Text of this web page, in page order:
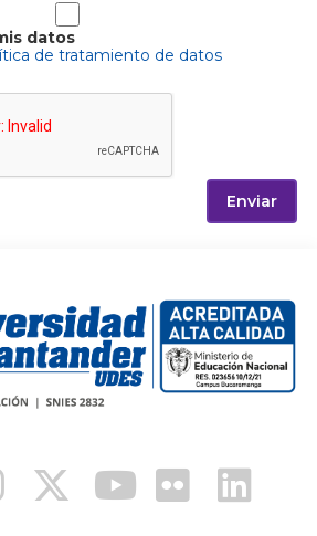
datos
de tratamiento de datos
Enviar